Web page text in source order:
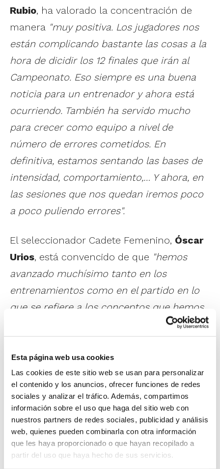
Esta página web usa cookies
Las cookies de este sitio web se usan para personalizar
el contenido y los anuncios, ofrecer funciones de redes
sociales y analizar el tráfico. Además, compartimos
información sobre el uso que haga del sitio web con
nuestros partners de redes sociales, publicidad y análisis
web, quienes pueden combinarla con otra información
que les haya proporcionado o que hayan recopilado a
partir del uso que haya hecho de sus servicios.
Rubio, ha valorado la concentración de
manera "muy positiva. Los jugadores nos
están complicando bastante las cosas a la
hora de dicidir los 12 finales que irán al
Campeonato. Eso siempre es una buena
noticia para un entrenador y ahora está
ocurriendo. También ha servido mucho
para crecer como equipo a nivel de
número de errores cometidos. En
definitiva, estamos sentando las bases de
intensidad, comportamiento,… Y ahora, en
las sesiones que nos quedan iremos poco
a poco puliendo errores".
El seleccionador Cadete Femenino, Óscar
Urios, está convencido de que "hemos
avanzado muchísimo tanto en los
entrenamientos como en el partido en lo
que se refiere a los conceptos que hemos
sido capaces de asimilar. La concentración
más datos a la hora de decidir qué
jugadoras irán finalmente al Campeonato.
Por último, destacaría que el partido ha
sido interesante por cómo hemos jugado
con la presión del marcador".
Jose Ramos, seleccionador Infantil